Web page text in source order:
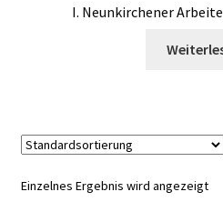
I. Neunkirchener
Einzelnes Ergebnis wird angezeigt